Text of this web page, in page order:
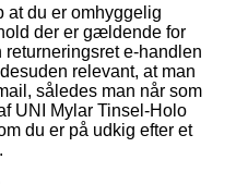
du er omhyggelig
der er gældende for
e-handlen
relevant, at man
således man når som
UNI Mylar Tinsel-Holo
du er på udkig efter et